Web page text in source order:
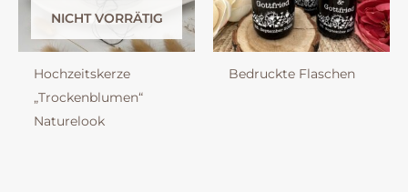
NICHT VORRÄTIG
Hochzeitskerze
„Trockenblumen“
Naturelook
Bedruckte Flaschen